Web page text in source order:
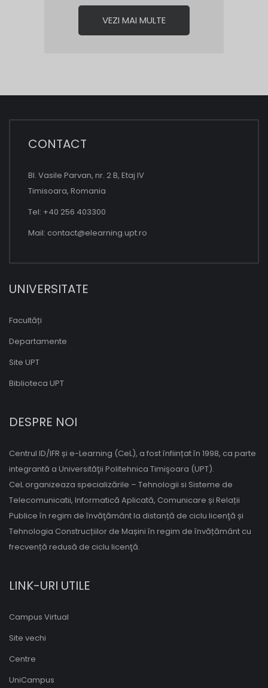
VEZI MAI MULTE
CONTACT
Bl. Vasile Parvan, nr. 2 B, Etaj IV
Timisoara, Romania
Tel: +40 256 403300
Mail: contact@elearning.upt.ro
UNIVERSITATE
Facultăți
Departamente
Site UPT
Biblioteca UPT
DESPRE NOI
Centrul ID/IFR și e-Learning (CeL), a fost înființat în 1998, ca parte
integrantă a Universităţii Politehnica Timişoara (UPT).
CeL organizeaza specializările – Tehnologii si Sisteme de
Telecomunicatii, Informatică Aplicată, Comunicare și Relații
Publice în regim de învăţământ la distanță de ciclu licenţă și
Tehnologia Construcțiilor de Mașini în regim de învățământ cu
frecvență redusă de ciclu licenţă.
LINK-URI UTILE
Campus Virtual
Site vechi
Centre
UniCampus